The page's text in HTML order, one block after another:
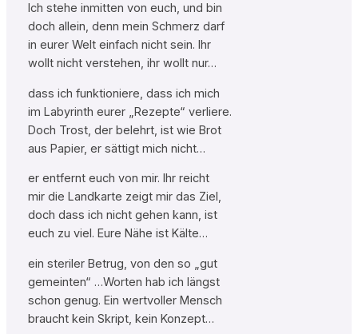
Ich stehe inmitten von euch, und bin
doch allein, denn mein Schmerz darf
in eurer Welt einfach nicht sein. Ihr
wollt nicht verstehen, ihr wollt nur…
dass ich funktioniere, dass ich mich
im Labyrinth eurer „Rezepte“ verliere.
Doch Trost, der belehrt, ist wie Brot
aus Papier, er sättigt mich nicht…
er entfernt euch von mir. Ihr reicht
mir die Landkarte zeigt mir das Ziel,
doch dass ich nicht gehen kann, ist
euch zu viel. Eure Nähe ist Kälte…
ein steriler Betrug, von den so „gut
gemeinten“ …Worten hab ich längst
schon genug. Ein wertvoller Mensch
braucht kein Skript, kein Konzept…